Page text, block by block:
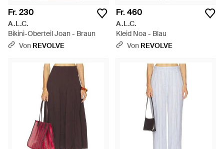
Fr. 230
A.L.C.
Bikini-Oberteil Joan - Braun
Von REVOLVE
Fr. 460
A.L.C.
Kleid Noa - Blau
Von REVOLVE